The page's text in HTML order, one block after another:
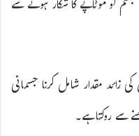
زائد مقدار شامل کرنا جسمانی
سے روکتا ہے۔